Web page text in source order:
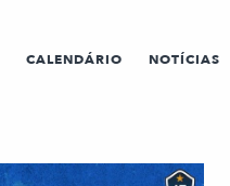
CALENDÁRIO NOTÍCIAS